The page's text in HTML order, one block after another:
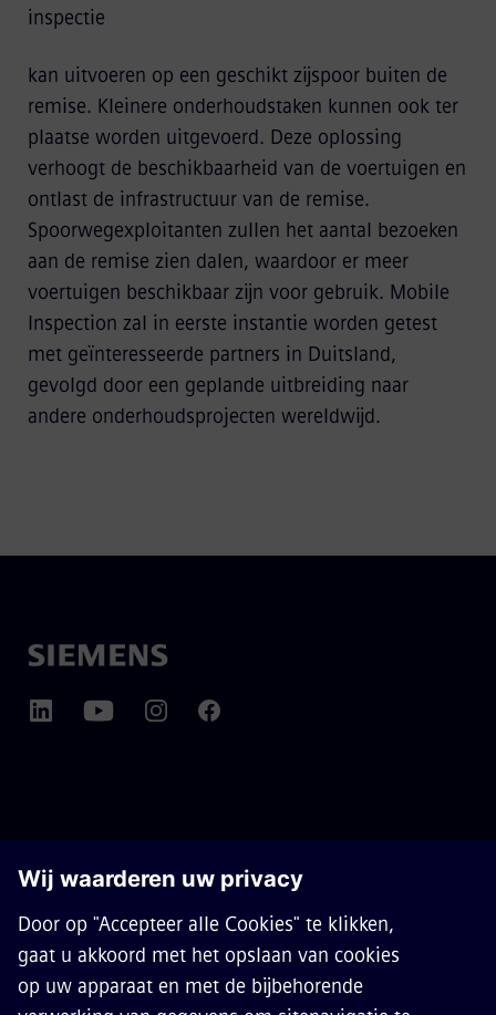
inspectie
kan uitvoeren op een geschikt zijspoor buiten de
remise. Kleinere onderhoudstaken kunnen ook ter
plaatse worden uitgevoerd. Deze oplossing
verhoogt de beschikbaarheid van de voertuigen en
ontlast de infrastructuur van de remise.
Spoorwegexploitanten zullen het aantal bezoeken
aan de remise zien dalen, waardoor er meer
voertuigen beschikbaar zijn voor gebruik. Mobile
Inspection zal in eerste instantie worden getest
met geïnteresseerde partners in Duitsland,
gevolgd door een geplande uitbreiding naar
andere onderhoudsprojecten wereldwijd.
CONTACT
CARRIÈRES